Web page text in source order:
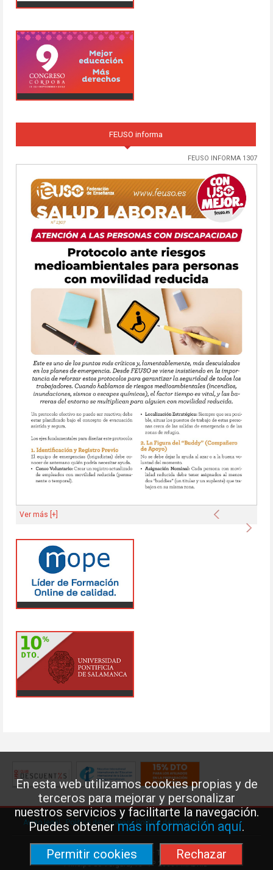
En esta web utilizamos cookies propias y de
terceros para mejorar y personalizar
nuestros servicios y facilitarte la navegación.
Puedes obtenermás información aquí.
Permitir cookies
Rechazar
FEUSO informa
FEUSO INFORMA 1307
Anterior
Ver más [+]
Aviso legal·Política de Cookies·Política de privacidad
Federación de Enseñanza de USO · Teléfono: 91 577 41 13 ·
Príncipe de Vergara, 13 · 7º 28001 MADRID